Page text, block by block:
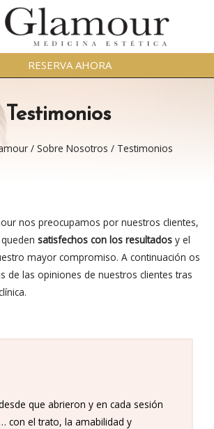
RESERVA AHORA
Testimonios
/ Sobre Nosotros / Testimonios
nos preocupamos por nuestros clientes,
satisfechos con los resultados y el
mayor compromiso. A continuación os
de las opiniones de nuestros clientes tras
que abrieron y en cada sesión
con el trato, la amabilidad y